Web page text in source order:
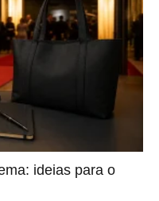
ideias para o